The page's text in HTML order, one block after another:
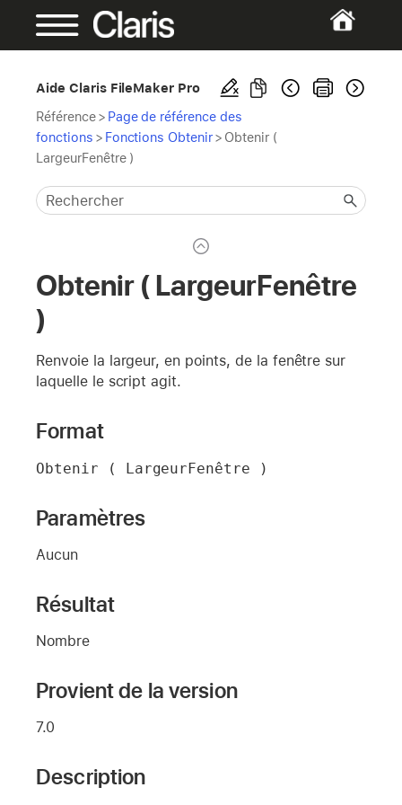
Aide Claris FileMaker Pro
Référence> Page de référence des
fonctions > Fonctions Obtenir> Obtenir (
LargeurFenêtre )
Obtenir ( LargeurFenêtre
)
Renvoie la largeur, en points, de la fenêtre sur
laquelle le script agit.
Format
Obtenir ( LargeurFenêtre )
Paramètres
Aucun
Résultat
Nombre
Provient de la version
7.0
Description